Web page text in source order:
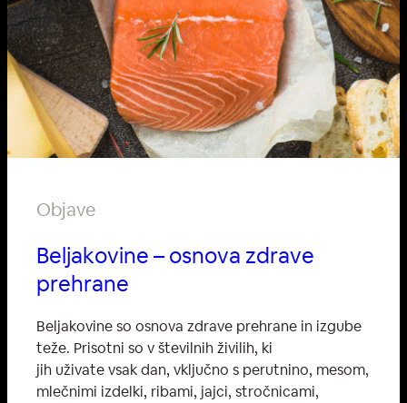
Objave
Beljakovine – osnova zdrave
prehrane
Beljakovine so osnova zdrave prehrane in izgube
teže. Prisotni so v številnih živilih, ki
jih uživate vsak dan, vključno s perutnino, mesom,
mlečnimi izdelki, ribami, jajci, stročnicami,